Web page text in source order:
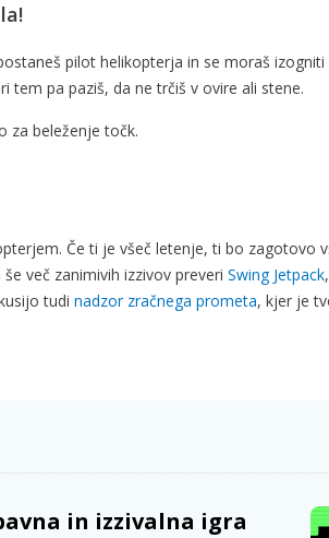
pilot helikopterja in se moraš
tem pa paziš, da ne trčiš v ovire ali stene.
za beleženje točk.
Če ti je všeč letenje, ti bo zagotovo
več zanimivih izzivov preveri Swing Jetpack
tudi nadzor zračnega prometa, kjer je
in izzivalna igra